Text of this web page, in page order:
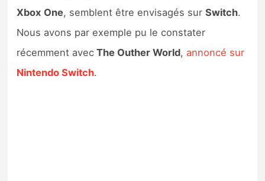
Xbox One, semblent être envisagés surSwitch.
Nous avons par exemple pu le constater
récemment avec The Outher World,annoncé sur
Nintendo Switch.